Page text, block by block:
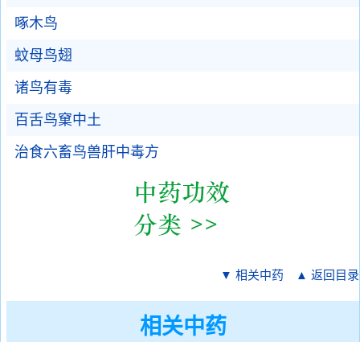
啄木鸟
蚊母鸟翅
诸鸟有毒
百舌鸟窠中土
治食六畜鸟兽肝中毒方
▼ 相关中药 ▲ 返回目录
相关中药